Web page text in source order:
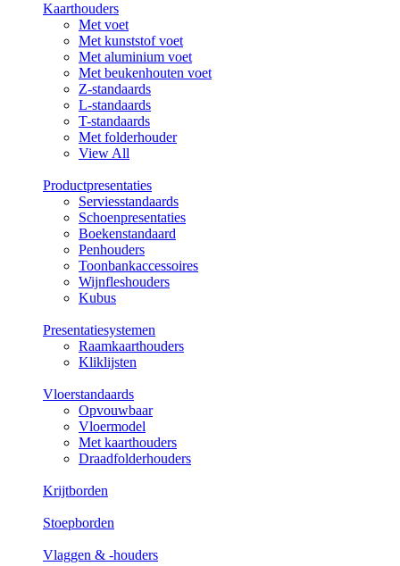
Kaarthouders
Met voet
Met kunststof voet
Met aluminium voet
Met beukenhouten voet
Z-standaards
L-standaards
T-standaards
Met folderhouder
View All
Productpresentaties
Serviesstandaards
Schoenpresentaties
Boekenstandaard
Penhouders
Toonbankaccessoires
Wijnfleshouders
Kubus
Presentatiesystemen
Raamkaarthouders
Kliklijsten
Vloerstandaards
Opvouwbaar
Vloermodel
Met kaarthouders
Draadfolderhouders
Krijtborden
Stoepborden
Vlaggen & -houders